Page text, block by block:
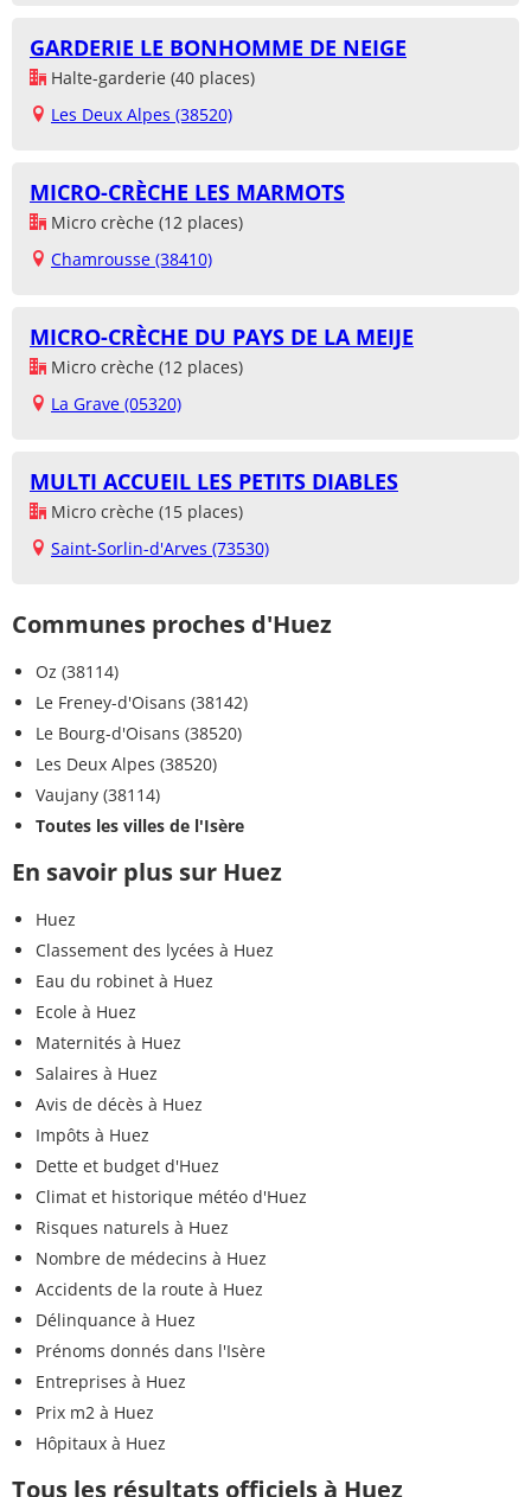
GARDERIE LE BONHOMME DE NEIGE
Halte-garderie (40 places)
Les Deux Alpes (38520)
MICRO-CRÈCHE LES MARMOTS
Micro crèche (12 places)
Chamrousse (38410)
MICRO-CRÈCHE DU PAYS DE LA MEIJE
Micro crèche (12 places)
La Grave (05320)
MULTI ACCUEIL LES PETITS DIABLES
Micro crèche (15 places)
Saint-Sorlin-d'Arves (73530)
Communes proches d'Huez
Oz (38114)
Le Freney-d'Oisans (38142)
Le Bourg-d'Oisans (38520)
Les Deux Alpes (38520)
Vaujany (38114)
Toutes les villes de l'Isère
En savoir plus sur Huez
Huez
Classement des lycées à Huez
Eau du robinet à Huez
Ecole à Huez
Maternités à Huez
Salaires à Huez
Avis de décès à Huez
Impôts à Huez
Dette et budget d'Huez
Climat et historique météo d'Huez
Risques naturels à Huez
Nombre de médecins à Huez
Accidents de la route à Huez
Délinquance à Huez
Prénoms donnés dans l'Isère
Entreprises à Huez
Prix m2 à Huez
Hôpitaux à Huez
Tous les résultats officiels à Huez